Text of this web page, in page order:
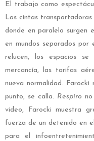
El trabajo como
Las cintas transportadoras
donde en paralelo surgen
en mundos separados por
relucen, los espacios
mercancía, las tarifas
nueva normalidad. Farocki
punto, se calla. Respiro
video, Farocki muestra
fuerza de un detenido en
para el